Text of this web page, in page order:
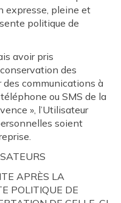
expresse, pleine et
politique de
avoir pris
des
des communications à
ou SMS de la
», l’Utilisateur
soient
APRÈS LA
POLITIQUE DE